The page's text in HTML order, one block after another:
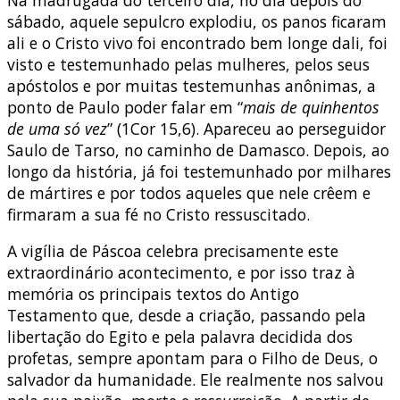
sábado, aquele sepulcro explodiu, os panos ficaram
ali e o Cristo vivo foi encontrado bem longe dali, foi
visto e testemunhado pelas mulheres, pelos seus
apóstolos e por muitas testemunhas anônimas, a
ponto de Paulo poder falar em “mais de quinhentos
de uma só vez” (1Cor 15,6). Apareceu ao perseguidor
Saulo de Tarso, no caminho de Damasco. Depois, ao
longo da história, já foi testemunhado por milhares
de mártires e por todos aqueles que nele crêem e
firmaram a sua fé no Cristo ressuscitado.
A vigília de Páscoa celebra precisamente este
extraordinário acontecimento, e por isso traz à
memória os principais textos do Antigo
Testamento que, desde a criação, passando pela
libertação do Egito e pela palavra decidida dos
profetas, sempre apontam para o Filho de Deus, o
salvador da humanidade. Ele realmente nos salvou